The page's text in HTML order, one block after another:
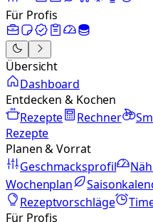
Für Profis
Übersicht
Dashboard
Entdecken & Kochen
Rezepte
Rechner
Rezepte
Planen & Vorrat
Geschmacksprofil
Wochenplan
Rezeptvorschläge
Für Profis